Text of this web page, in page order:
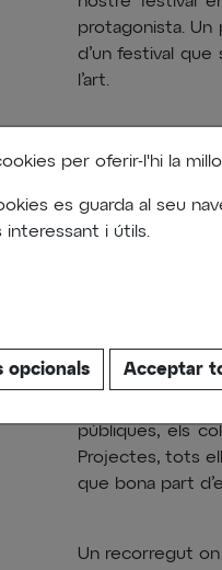
per oferir-l'hi la
es guarda al seu
i útils.
opcionals Acceptar
protagonista. Un
d’un festival que
l’art.
Us proposem,
aquesta
ànima. Una
assenyalen, que
d’interactuar
públiques, els
Projectes, tots
que bona part
Un recorregut